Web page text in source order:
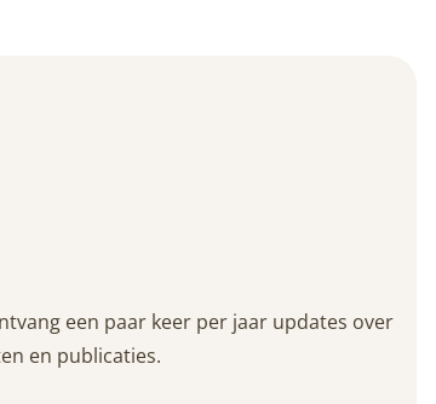
een paar keer per jaar updates over
en publicaties.